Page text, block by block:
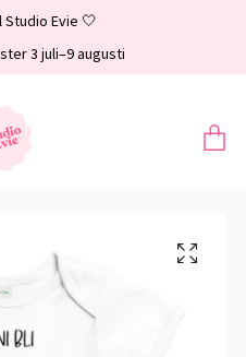
Studio Evie 🤍
3 juli–9 augusti